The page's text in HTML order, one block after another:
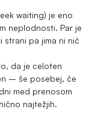
kdaj test
punkciji odloča